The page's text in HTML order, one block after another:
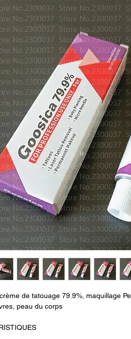
de tatouage 79.9%, maquillage
peau du corps